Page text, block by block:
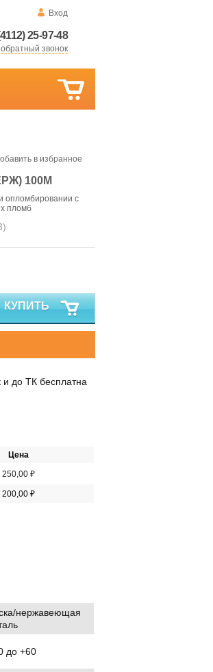
Вход
25-97-48
звонок
в избранное
100М
опломбировании с
пломб
)
КУПИТЬ
и до ТК бесплатна
Цена
250,00 ₽
200,00 ₽
нержавеющая
до +60